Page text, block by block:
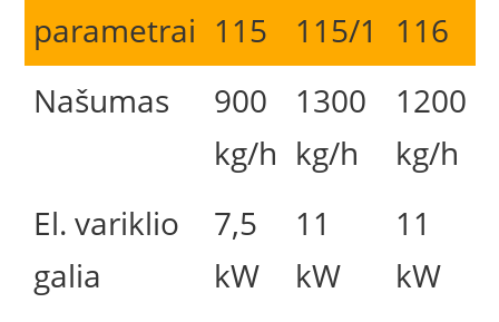
parametrai 115
115/1
116
Našumas
900
kg/h
1300
kg/h
1200
kg/h
El. variklio
galia
7,5
kW
11
kW
11
kW